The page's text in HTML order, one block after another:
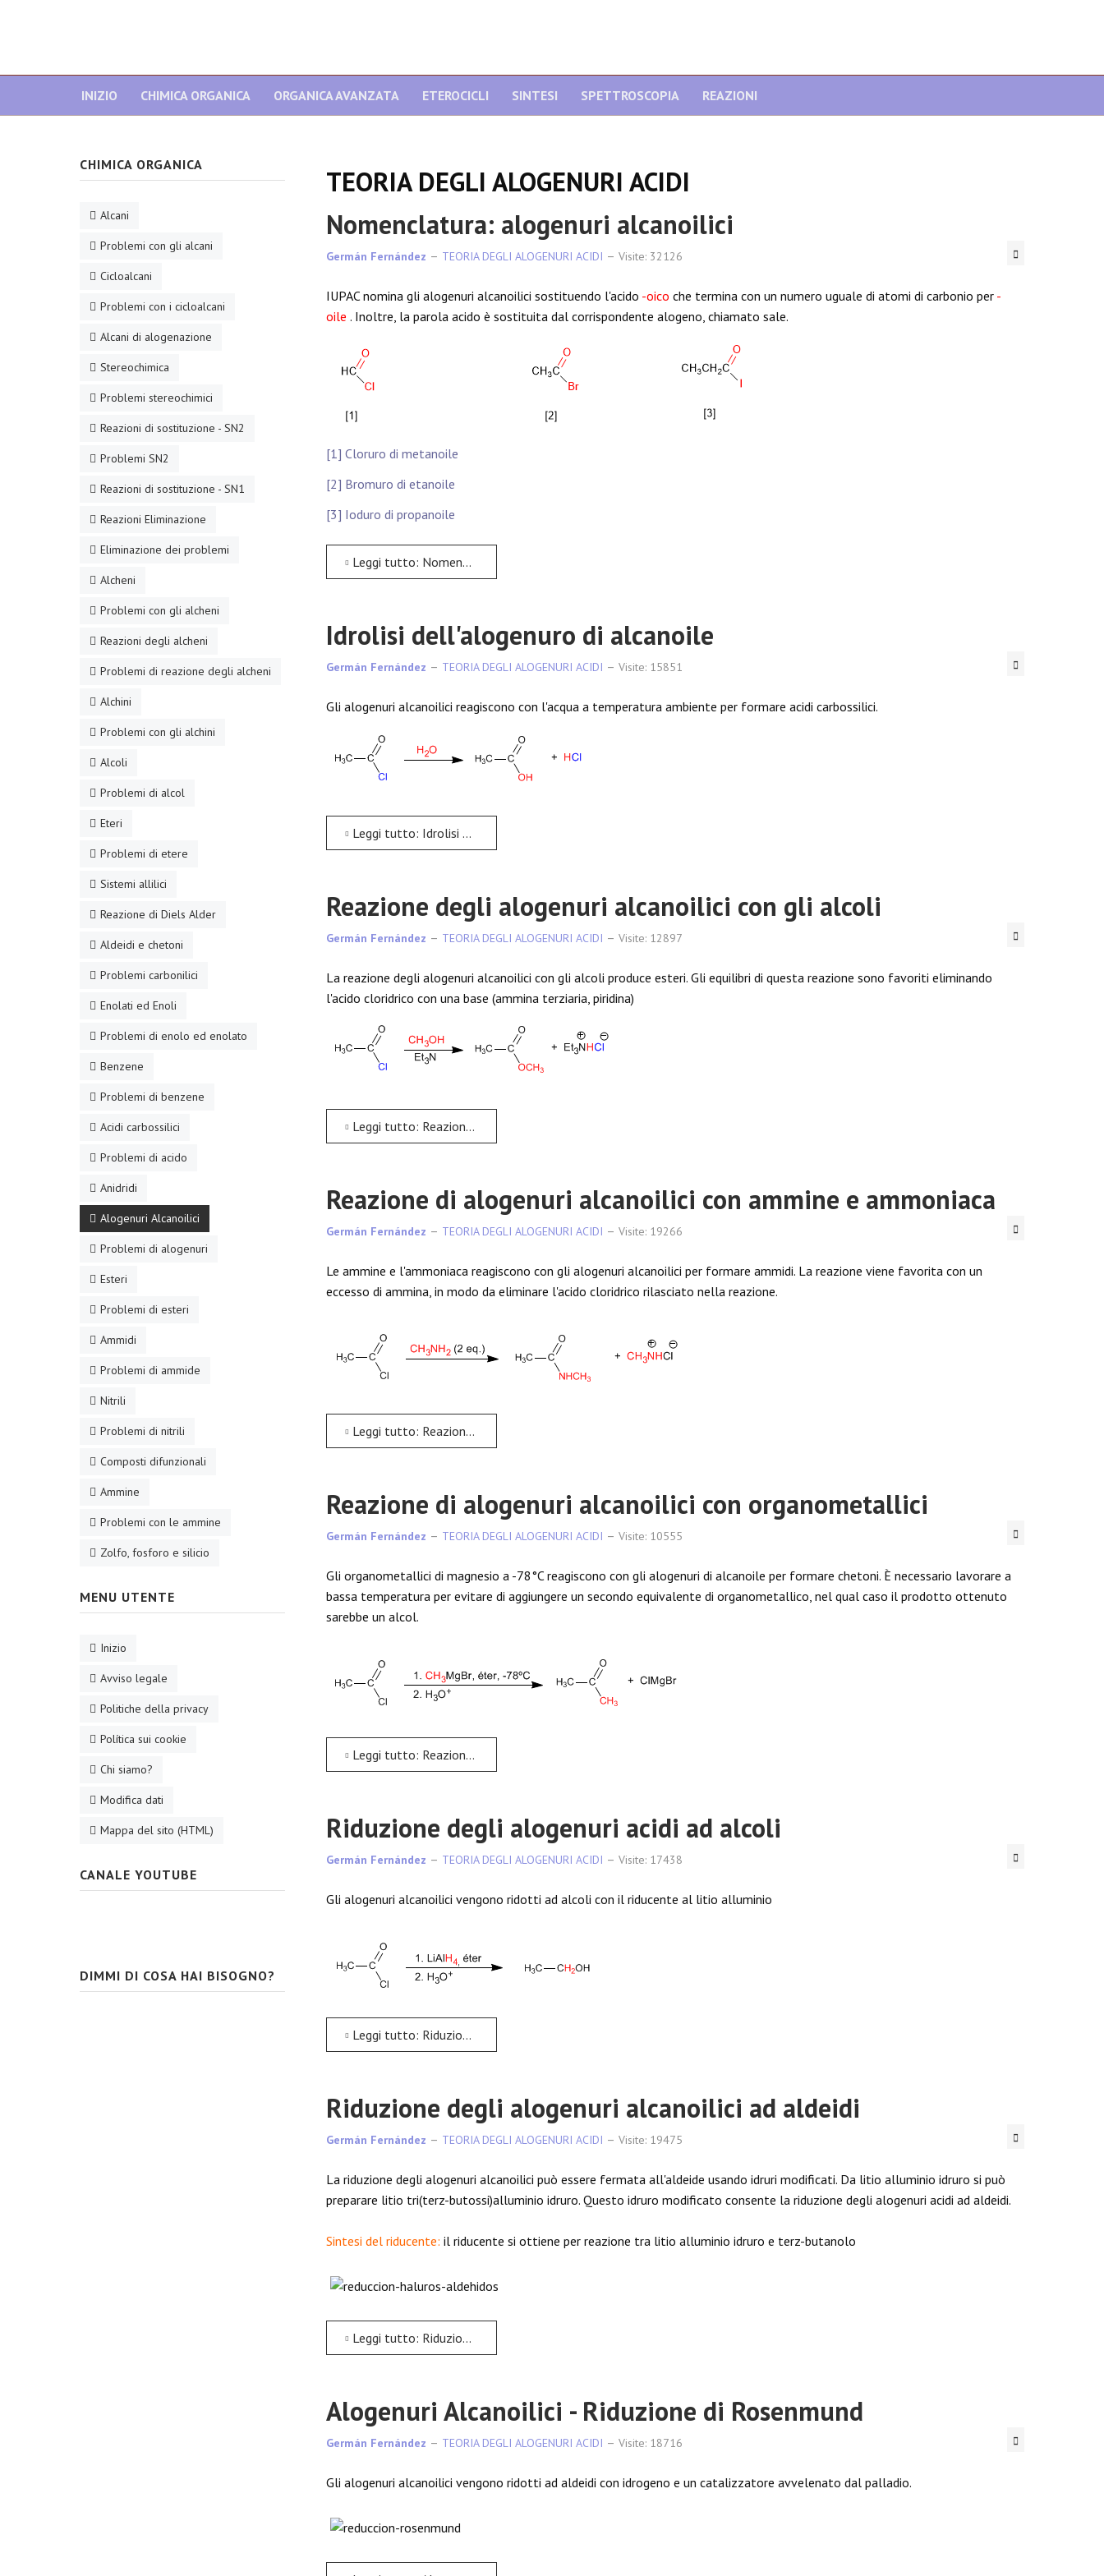
INIZIO CHIMICA ORGANICA ORGANICA AVANZATA ETEROCICLI SINTESI SPETTROSCOPIA REAZIONI
TEORIA DEGLI ALOGENURI ACIDI
Nomenclatura: alogenuri alcanoilici
Germán Fernández TEORIA DEGLI ALOGENURI ACIDI Visite: 32126
IUPAC nomina gli alogenuri alcanoilici sostituendo l'acido -oico che termina con un numero uguale di atomi di carbonio per -
oile . Inoltre, la parola acido è sostituita dal corrispondente alogeno, chiamato sale.
[1] Cloruro di metanoile
[2] Bromuro di etanoile
[3] Ioduro di propanoile
Leggi tutto: Nomenclatura: alogenuri alcanoilici
Idrolisi dell'alogenuro di alcanoile
Germán Fernández TEORIA DEGLI ALOGENURI ACIDI Visite: 15851
Gli alogenuri alcanoilici reagiscono con l'acqua a temperatura ambiente per formare acidi carbossilici.
Leggi tutto: Idrolisi dell'alogenuro di alcanoile
Reazione degli alogenuri alcanoilici con gli alcoli
Germán Fernández TEORIA DEGLI ALOGENURI ACIDI Visite: 12897
La reazione degli alogenuri alcanoilici con gli alcoli produce esteri. Gli equilibri di questa reazione sono favoriti eliminando
l'acido cloridrico con una base (ammina terziaria, piridina)
Leggi tutto: Reazione degli alogenuri alcanoilici con gli alcoli
Reazione di alogenuri alcanoilici con ammine e ammoniaca
Germán Fernández TEORIA DEGLI ALOGENURI ACIDI Visite: 19266
Le ammine e l'ammoniaca reagiscono con gli alogenuri alcanoilici per formare ammidi. La reazione viene favorita con un
eccesso di ammina, in modo da eliminare l'acido cloridrico rilasciato nella reazione.
Leggi tutto: Reazione di alogenuri alcanoilici con ammine e ammoniaca
Reazione di alogenuri alcanoilici con organometallici
Germán Fernández TEORIA DEGLI ALOGENURI ACIDI Visite: 10555
Gli organometallici di magnesio a -78°C reagiscono con gli alogenuri di alcanoile per formare chetoni. È necessario lavorare a
bassa temperatura per evitare di aggiungere un secondo equivalente di organometallico, nel qual caso il prodotto ottenuto
sarebbe un alcol.
Leggi tutto: Reazione di alogenuri alcanoilici con organometallici
Riduzione degli alogenuri acidi ad alcoli
Germán Fernández TEORIA DEGLI ALOGENURI ACIDI Visite: 17438
Gli alogenuri alcanoilici vengono ridotti ad alcoli con il riducente al litio alluminio
Leggi tutto: Riduzione degli alogenuri acidi ad alcoli
Riduzione degli alogenuri alcanoilici ad aldeidi
Germán Fernández TEORIA DEGLI ALOGENURI ACIDI Visite: 19475
La riduzione degli alogenuri alcanoilici può essere fermata all'aldeide usando idruri modificati. Da litio alluminio idruro si può
preparare litio tri(terz-butossi)alluminio idruro. Questo idruro modificato consente la riduzione degli alogenuri acidi ad aldeidi.
Sintesi del riducente: il riducente si ottiene per reazione tra litio alluminio idruro e terz-butanolo
Leggi tutto: Riduzione degli alogenuri alcanoilici ad aldeidi
Alogenuri Alcanoilici - Riduzione di Rosenmund
Germán Fernández TEORIA DEGLI ALOGENURI ACIDI Visite: 18716
Gli alogenuri alcanoilici vengono ridotti ad aldeidi con idrogeno e un catalizzatore avvelenato dal palladio.
CHIMICA ORGANICA
Alcani
Problemi con gli alcani
Cicloalcani
Problemi con i cicloalcani
Alcani di alogenazione
Stereochimica
Problemi stereochimici
Reazioni di sostituzione - SN2
Problemi SN2
Reazioni di sostituzione - SN1
Reazioni Eliminazione
Eliminazione dei problemi
Alcheni
Problemi con gli alcheni
Reazioni degli alcheni
Problemi di reazione degli alcheni
Alchini
Problemi con gli alchini
Alcoli
Problemi di alcol
Eteri
Problemi di etere
Sistemi allilici
Reazione di Diels Alder
Aldeidi e chetoni
Problemi carbonilici
Enolati ed Enoli
Problemi di enolo ed enolato
Benzene
Problemi di benzene
Acidi carbossilici
Problemi di acido
Anidridi
Alogenuri Alcanoilici
Problemi di alogenuri
Esteri
Problemi di esteri
Ammidi
Problemi di ammide
Nitrili
Problemi di nitrili
Composti difunzionali
Ammine
Problemi con le ammine
Zolfo, fosforo e silicio
MENU UTENTE
Inizio
Avviso legale
Politiche della privacy
Política sui cookie
Chi siamo?
Modifica dati
Mappa del sito (HTML)
CANALE YOUTUBE
DIMMI DI COSA HAI BISOGNO?